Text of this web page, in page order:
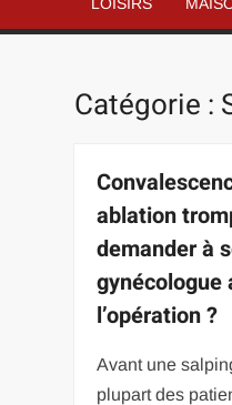
Catégorie :
ablation
demander à
gynécologue
l’opération ?
Avant une
plupart des